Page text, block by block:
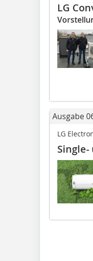
LG
Ausgabe
LG